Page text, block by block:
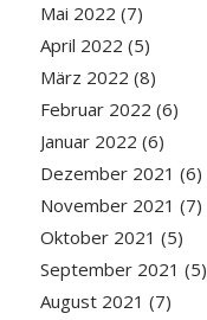
Mai 2022 (7)
April 2022 (5)
März 2022 (8)
Februar 2022 (6)
Januar 2022 (6)
Dezember 2021 (6)
November 2021 (7)
Oktober 2021 (5)
September 2021 (5)
August 2021 (7)